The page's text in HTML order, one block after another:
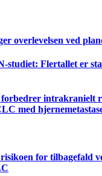
overlevelsen ved
studiet: Flertallet er
intrakranielt
med
for tilbagefald